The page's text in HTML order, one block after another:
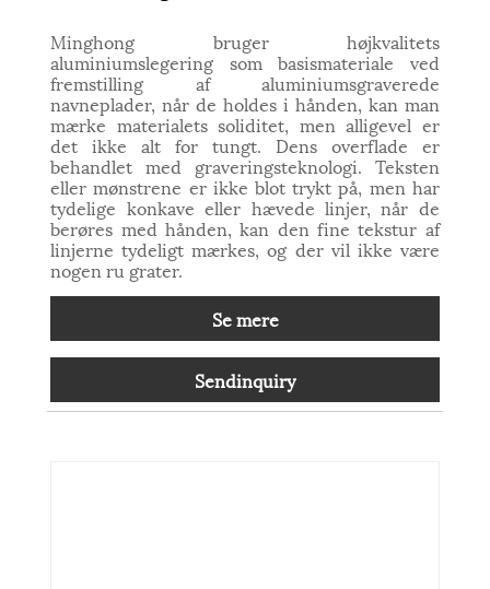
Minghong bruger højkvalitets
aluminiumslegering som basismateriale ved
fremstilling af aluminiumsgraverede
navneplader, når de holdes i hånden, kan man
mærke materialets soliditet, men alligevel er
det ikke alt for tungt. Dens overflade er
behandlet med graveringsteknologi. Teksten
eller mønstrene er ikke blot trykt på, men har
tydelige konkave eller hævede linjer, når de
berøres med hånden, kan den fine tekstur af
linjerne tydeligt mærkes, og der vil ikke være
nogen ru grater.
Se mere
Sendinquiry